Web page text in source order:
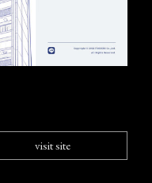
visit site